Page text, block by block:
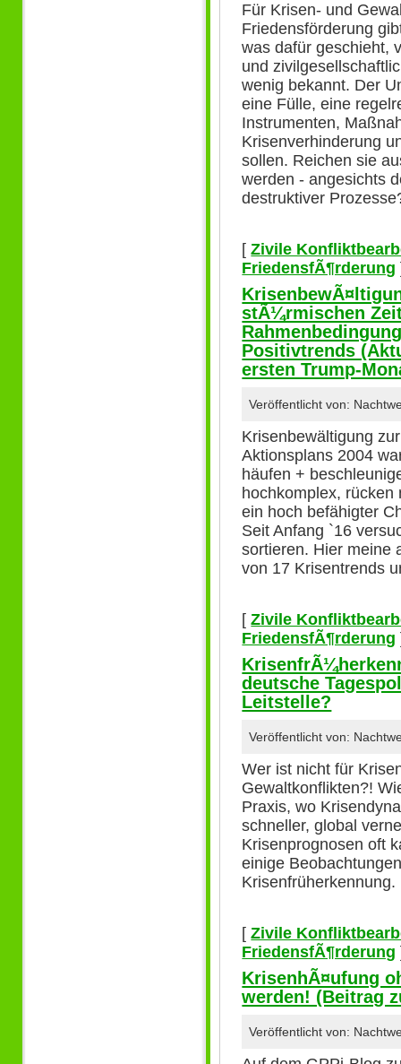
Für Krisen- und
Friedensförderung
was dafür geschieht,
und
wenig bekannt. Der
eine Fülle, eine
Instrumenten,
Krisenverhinderung
sollen. Reichen sie
werden - angesichts
destruktiver
[Zivile
FriedensfÃ¶rderung
stÃ¼rmischen
Positivtrends
ersten Trump-
Veröffentlicht von:
Krisenbewältigung
Aktionsplans 2004
häufen +
hochkomplex,
ein hoch befähigter
Seit Anfang `16
sortieren. Hier meine
von 17 Krisentrends
[Zivile
FriedensfÃ¶rderung
deutsche
Leitstelle?
Veröffentlicht von:
Wer ist nicht für
Gewaltkonflikten?!
Praxis, wo
schneller, global
Krisenprognosen oft
einige
[Zivile
FriedensfÃ¶rderung
KrisenhÃ¤ufung
werden! (Beitrag
Veröffentlicht von: